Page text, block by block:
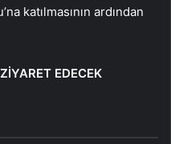
katılmasının ardından
EDECEK